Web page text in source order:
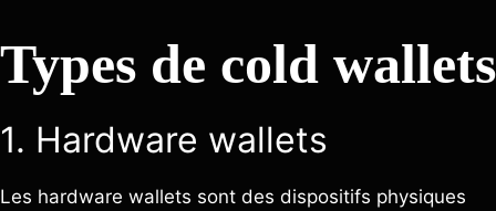
Types de cold wallets
1. Hardware wallets
Les hardware wallets sont des dispositifs physiques